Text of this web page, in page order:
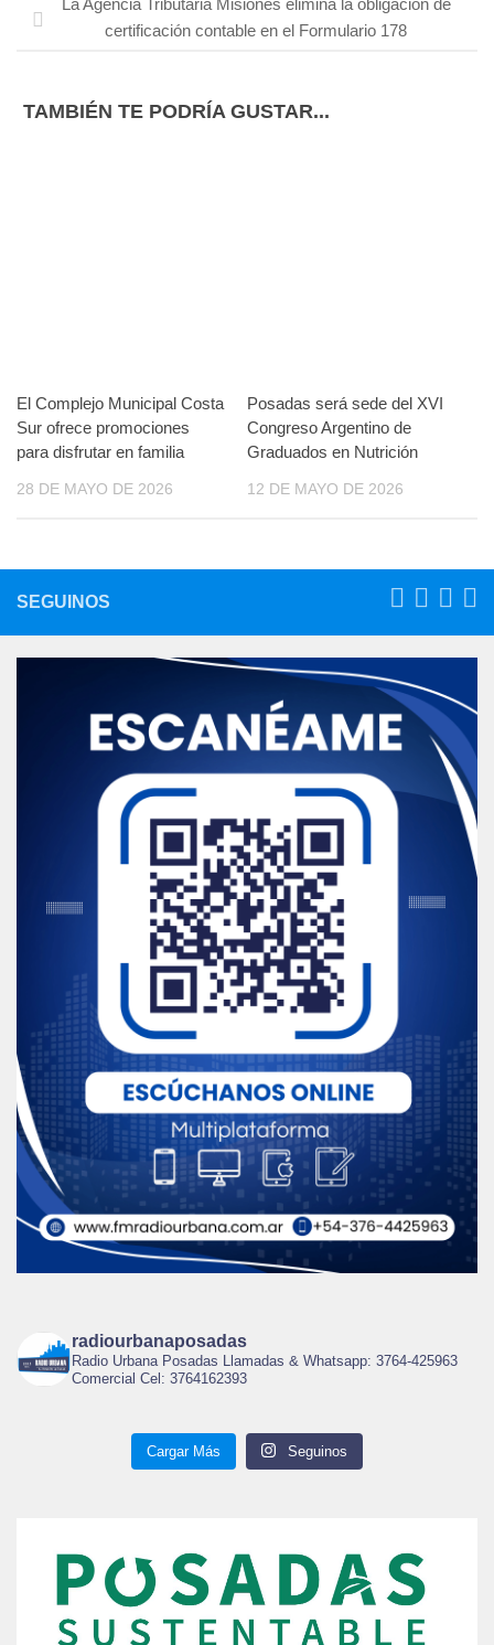
La Agencia Tributaria Misiones elimina la obligación de
certificación contable en el Formulario 178
TAMBIÉN TE PODRÍA GUSTAR...
El Complejo Municipal Costa
Sur ofrece promociones
para disfrutar en familia
28 DE MAYO DE 2026
Posadas será sede del XVI
Congreso Argentino de
Graduados en Nutrición
12 DE MAYO DE 2026
SEGUINOS
radiourbanaposadas
Radio Urbana Posadas Llamadas & Whatsapp: 3764-425963
Comercial Cel: 3764162393
Cargar Más Seguinos